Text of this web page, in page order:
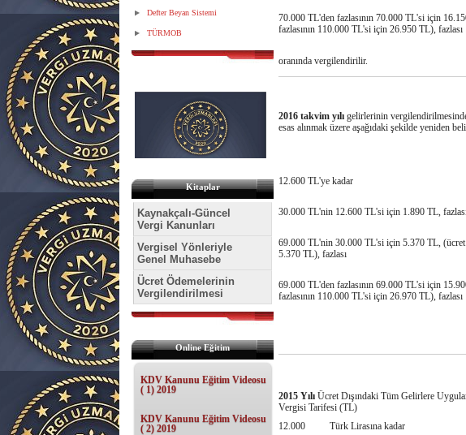
Defter Beyan Sistemi
TÜRMOB
Kitaplar
Kaynakçalı-Güncel
Vergi Kanunları
Vergisel Yönleriyle
Genel Muhasebe
Ücret Ödemelerinin
Vergilendirilmesi
Online Eğitim
KDV Kanunu Eğitim Videosu
( 1) 2019
KDV Kanunu Eğitim Videosu
( 2) 2019
70.000 TL'den fazlasının 70.000 TL'si için
fazlasının 110.000 TL'si için 26.950 TL), fazlası
oranında vergilendirilir.
2016 takvim yılı gelirlerinin
esas alınmak üzere aşağıdaki şekilde yeniden
12.600 TL'ye kadar
30.000 TL'nin 12.600 TL'si için 1.890 TL,
69.000 TL'nin 30.000 TL'si için 5.370 TL,
5.370 TL), fazlası
69.000 TL'den fazlasının 69.000 TL'si için
fazlasının 110.000 TL'si için 26.970 TL), fazlası
2015 Yılı Ücret Dışındaki Tüm Gelirlere
Vergisi Tarifesi (TL)
12.000
Türk Lirasına kadar